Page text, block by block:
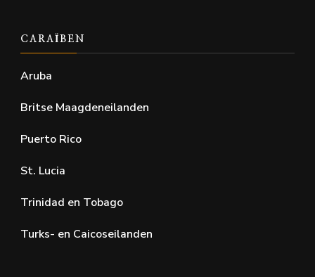
CARAÏBEN
Aruba
Britse Maagdeneilanden
Puerto Rico
St. Lucia
Trinidad en Tobago
Turks- en Caicoseilanden